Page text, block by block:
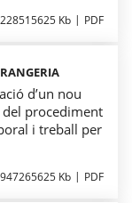
Kb PDF
d’un nou
del procediment
i treball per
Kb PDF